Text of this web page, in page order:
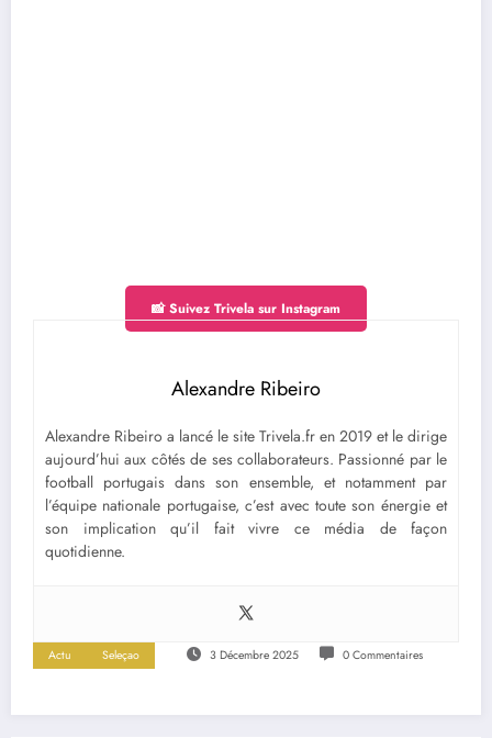
📸 Suivez Trivela sur Instagram
Alexandre Ribeiro
Alexandre Ribeiro a lancé le site Trivela.fr en 2019 et le dirige
aujourd’hui aux côtés de ses collaborateurs. Passionné par le
football portugais dans son ensemble, et notamment par
l’équipe nationale portugaise, c’est avec toute son énergie et
son implication qu’il fait vivre ce média de façon
quotidienne.
Actu Seleçao 3 Décembre 2025 0 Commentaires